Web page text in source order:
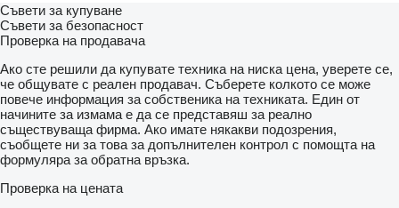
Съвети за купуване
Съвети за безопасност
Проверка на продавача
Ако сте решили да купувате техника на ниска цена, уверете се,
че общувате с реален продавач. Съберете колкото се може
повече информация за собственика на техниката. Един от
начините за измама е да се представяш за реално
съществуваща фирма. Ако имате някакви подозрения,
съобщете ни за това за допълнителен контрол с помощта на
формуляра за обратна връзка.
Проверка на цената